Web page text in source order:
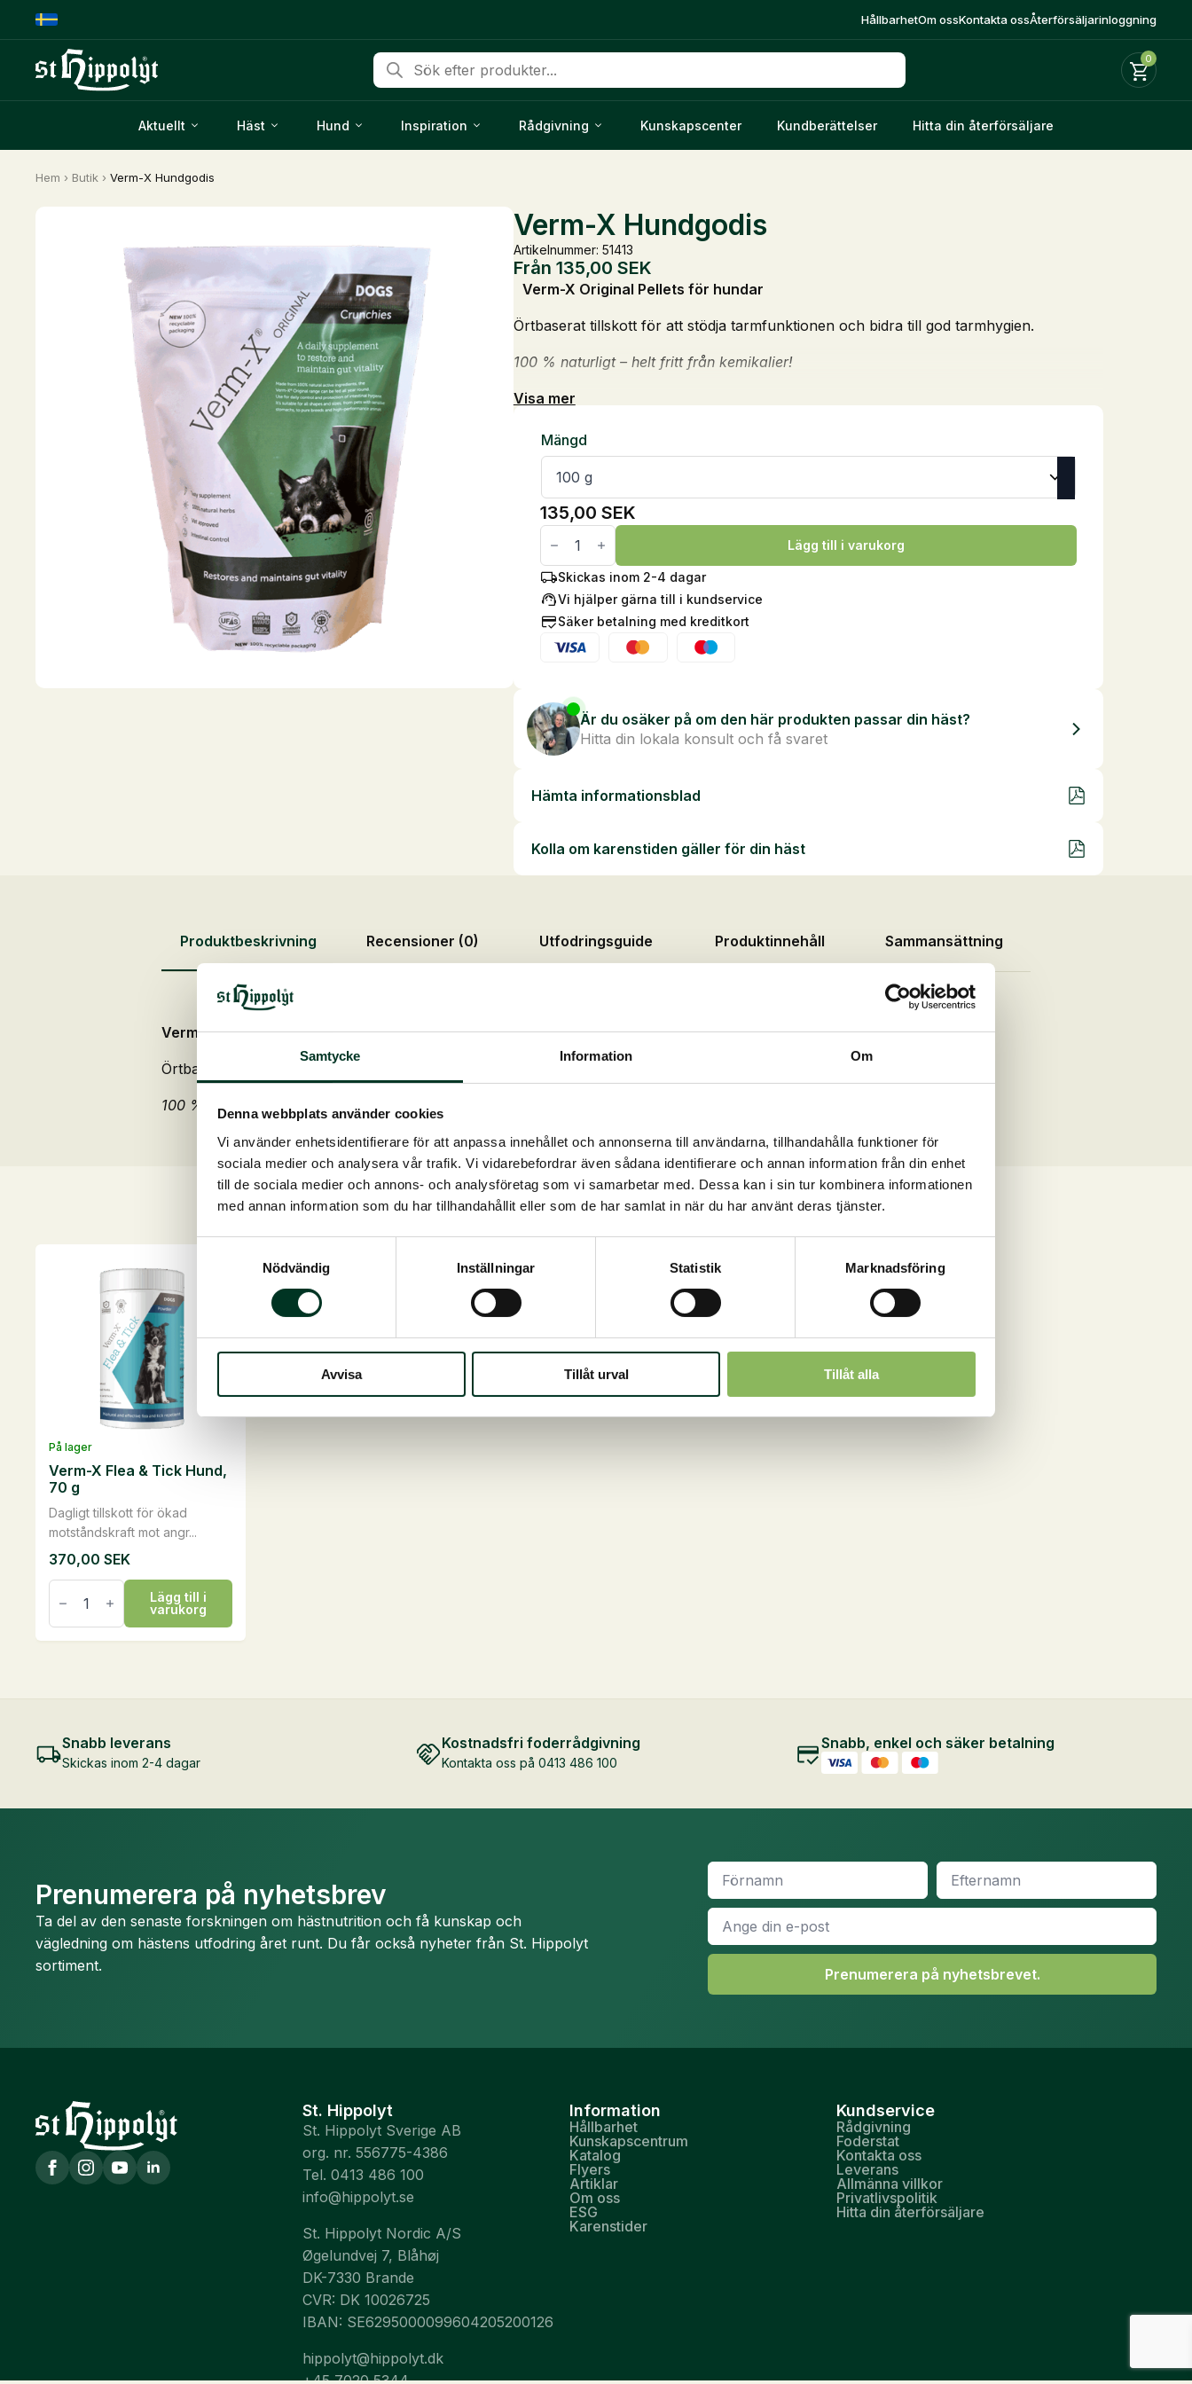
Samtycke Information Om
Denna webbplats använder cookies
Vi använder enhetsidentifierare för att anpassa innehållet och annonserna till användarna, tillhandahålla funktioner för
sociala medier och analysera vår trafik. Vi vidarebefordrar även sådana identifierare och annan information från din enhet
till de sociala medier och annons- och analysföretag som vi samarbetar med. Dessa kan i sin tur kombinera informationen
med annan information som du har tillhandahållit eller som de har samlat in när du har använt deras tjänster.
Nödvändig
Inställningar Statistik Marknadsföring
Avvisa Tillåt urval Tillåt alla
HållbarhetOm ossKontakta ossÅterförsäljarinloggning
Produktsökning 0
Aktuellt Häst Hund Inspiration Rådgivning Kunskapscenter Kundberättelser Hitta din återförsäljare
Hem › Butik › Verm-X Hundgodis
Verm-X Hundgodis
Artikelnummer: 51413
Från 135,00 SEK
Verm-X Original Pellets för hundar
Örtbaserat tillskott för att stödja tarmfunktionen och bidra till god tarmhygien.
100 % naturligt – helt fritt från kemikalier!
Visa mer
Mängd
135,00 SEK
Verm-
Hundgodis
mängd
Lägg till i varukorg
Skickas inom 2-4 dagar
Vi hjälper gärna till i kundservice
Säker betalning med kreditkort
Är du osäker på om den här produkten passar din häst?
Hitta din lokala konsult och få svaret
Hämta informationsblad
Kolla om karenstiden gäller för din häst
Produktbeskrivning Recensioner (0) Utfodringsguide Produktinnehåll Sammansättning
Verm-X Original Pellets för hundar
Örtbaserat tillskott för att stödja tarmfunktionen och bidra till god tarmhygien.
100 % naturligt – helt fritt från kemikalier!
Du kanske också är intresserad av det här
På lager
Dagligt tillskott för ökad
motståndskraft mot angr...
Verm-X Flea & Tick Hund,
70 g
370,00 SEK
Verm-
&
Tick
Lägg till i
varukorg
Snabb leverans
Skickas inom 2-4 dagar
Kostnadsfri foderrådgivning
Kontakta oss på 0413 486 100
Snabb, enkel och säker betalning
Prenumerera på nyhetsbrev
Ta del av den senaste forskningen om hästnutrition och få kunskap och
vägledning om hästens utfodring året runt. Du får också nyheter från St. Hippolyt
sortiment.
Namn
Efternamn
E-
post
*
Prenumerera på nyhetsbrevet.
St. Hippolyt
St. Hippolyt Sverige AB
org. nr. 556775-4386
Tel. 0413 486 100
info@hippolyt.se
St. Hippolyt Nordic A/S
Øgelundvej 7, Blåhøj
DK-7330 Brande
CVR: DK 10026725
IBAN: SE6295000099604205200126
hippolyt@hippolyt.dk
+45 7020 5344
Information
Hållbarhet
Kunskapscentrum
Katalog
Flyers
Artiklar
Om oss
ESG
Karenstider
Kundservice
Rådgivning
Foderstat
Kontakta oss
Leverans
Allmänna villkor
Privatlivspolitik
Hitta din återförsäljare